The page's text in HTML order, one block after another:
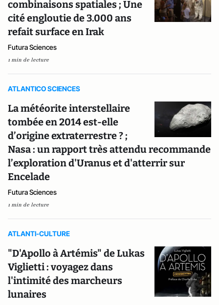
combinaisons spatiales ; Une
cité engloutie de 3.000 ans
refait surface en Irak
Futura Sciences
1 min de lecture
ATLANTICO SCIENCES
La météorite interstellaire
tombée en 2014 est-elle
d’origine extraterrestre ? ;
Nasa : un rapport très attendu recommande
l’exploration d'Uranus et d'atterrir sur
Encelade
Futura Sciences
1 min de lecture
ATLANTI-CULTURE
"D'Apollo à Artémis" de Lukas
Viglietti : voyagez dans
l'intimité des marcheurs
lunaires